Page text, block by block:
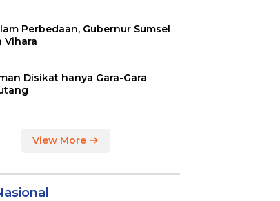
Perbedaan, Gubernur Sumsel
Vihara
Disikat hanya Gara-Gara
View More